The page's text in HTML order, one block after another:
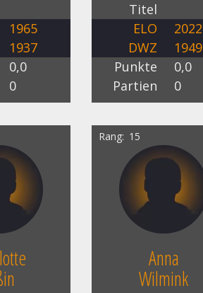
1965
1937
0,0
0
Titel
ELO
2022
DWZ
1949
Punkte
0,0
Partien
0
Rang 15
Anna
Wilmink